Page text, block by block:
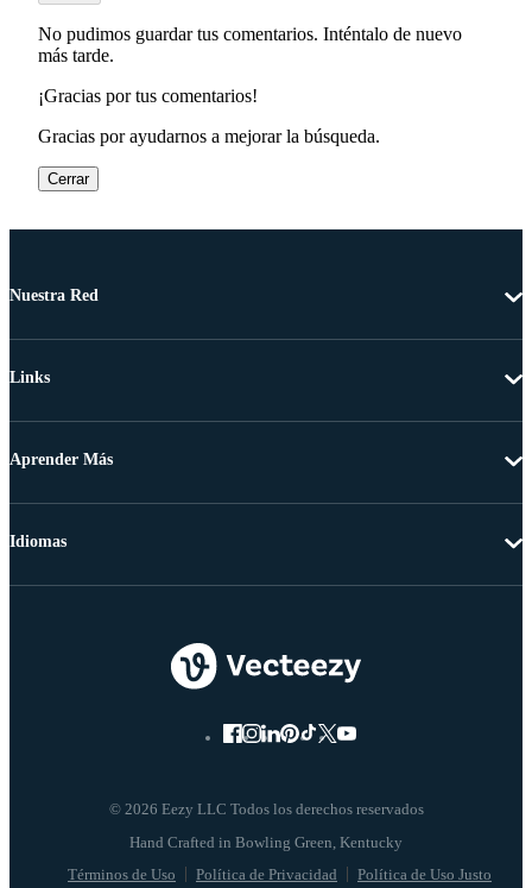
No pudimos guardar tus comentarios. Inténtalo de nuevo
más tarde.
¡Gracias por tus comentarios!
Gracias por ayudarnos a mejorar la búsqueda.
Cerrar
Nuestra Red
Links
Aprender Más
© 2026 Eezy LLC Todos los derechos reservados
Términos de Uso Política de Privacidad Política de Uso Justo
Idiomas